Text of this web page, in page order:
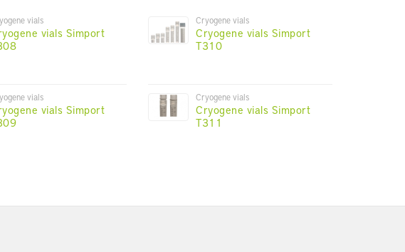
vials
vials Simport
vials
vials Simport
Cryogene vials
Cryogene vials Simport
T310
Cryogene vials
Cryogene vials Simport
T311